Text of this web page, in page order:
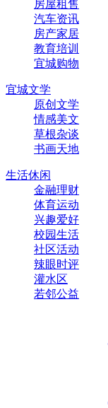
房屋租售
汽车资讯
房产家居
教育培训
宜城购物
宜城文学
原创文学
情感美文
草根杂谈
书画天地
生活休闲
金融理财
体育运动
兴趣爱好
校园生活
社区活动
辣眼时评
灌水区
若邻公益